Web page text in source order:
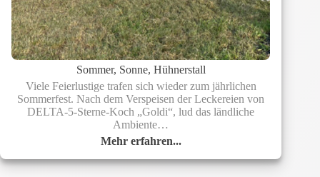
Sommer, Sonne, Hühnerstall
Viele Feierlustige trafen sich wieder zum jährlichen
Sommerfest. Nach dem Verspeisen der Leckereien von
DELTA-5-Sterne-Koch „Goldi“, lud das ländliche
Ambiente…
Mehr erfahren...
Sommer,
Sonne,